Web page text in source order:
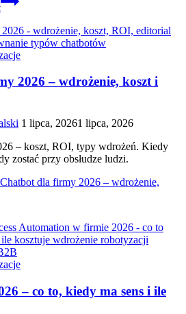
2026 – wdrożenie, koszt i
1 lipca, 20261 lipca, 2026
– koszt, ROI, typy wdrożeń. Kiedy
zostać przy obsłudze ludzi.
Chatbot dla firmy 2026 – wdrożenie,
– co to, kiedy ma sens i ile